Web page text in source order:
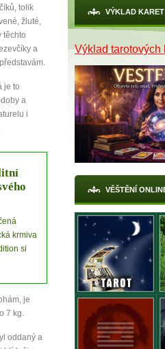
X
tolik
žluté,
těchto
a
je to
a
i
krmiva
si
je
7 kg.
oddaný a
VÝKLAD
Výklad tarotových
VĚŠTĚNÍ